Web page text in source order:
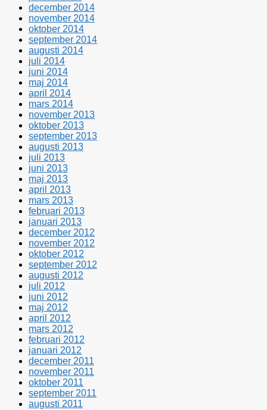
december 2014
november 2014
oktober 2014
september 2014
augusti 2014
juli 2014
juni 2014
maj 2014
april 2014
mars 2014
november 2013
oktober 2013
september 2013
augusti 2013
juli 2013
juni 2013
maj 2013
april 2013
mars 2013
februari 2013
januari 2013
december 2012
november 2012
oktober 2012
september 2012
augusti 2012
juli 2012
juni 2012
maj 2012
april 2012
mars 2012
februari 2012
januari 2012
december 2011
november 2011
oktober 2011
september 2011
augusti 2011